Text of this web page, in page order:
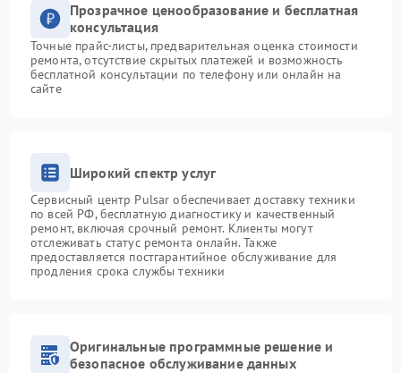
Прозрачное ценообразование и бесплатная
консультация
Точные прайс-листы, предварительная оценка стоимости
ремонта, отсутствие скрытых платежей и возможность
бесплатной консультации по телефону или онлайн на
сайте
Широкий спектр услуг
Сервисный центр Pulsar обеспечивает доставку техники
по всей РФ, бесплатную диагностику и качественный
ремонт, включая срочный ремонт. Клиенты могут
отслеживать статус ремонта онлайн. Также
предоставляется постгарантийное обслуживание для
продления срока службы техники
Оригинальные программные решение и
безопасное обслуживание данных